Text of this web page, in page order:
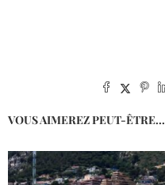
VOUS AIMEREZ PEUT-ÊTRE...